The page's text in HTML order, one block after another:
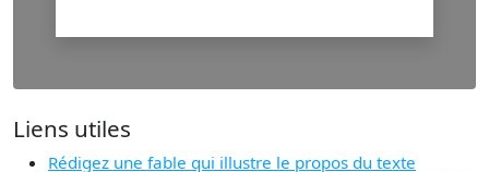
Liens utiles
Rédigez une fable qui illustre le propos du texte